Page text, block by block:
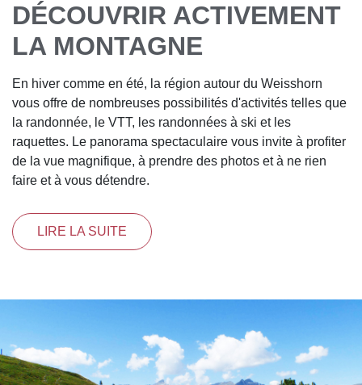
DÉCOUVRIR ACTIVEMENT
LA MONTAGNE
En hiver comme en été, la région autour du Weisshorn
vous offre de nombreuses possibilités d'activités telles que
la randonnée, le VTT, les randonnées à ski et les
raquettes. Le panorama spectaculaire vous invite à profiter
de la vue magnifique, à prendre des photos et à ne rien
faire et à vous détendre.
LIRE LA SUITE